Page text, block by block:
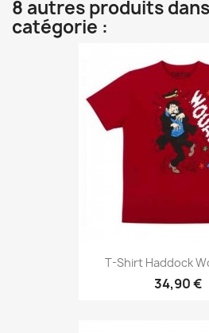
8 autres produits
catégorie :
T-Shirt Haddock
34,90 €